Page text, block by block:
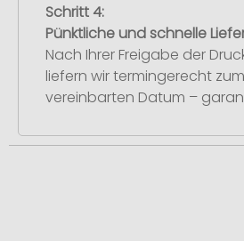
Schritt 4:
Pünktliche und schnelle
Nach Ihrer Freigabe der
liefern wir termingerecht zum
vereinbarten Datum –